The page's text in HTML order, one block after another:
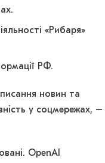
«Рибаря»
РФ.
новин та
у соцмережах, –
OpenAI